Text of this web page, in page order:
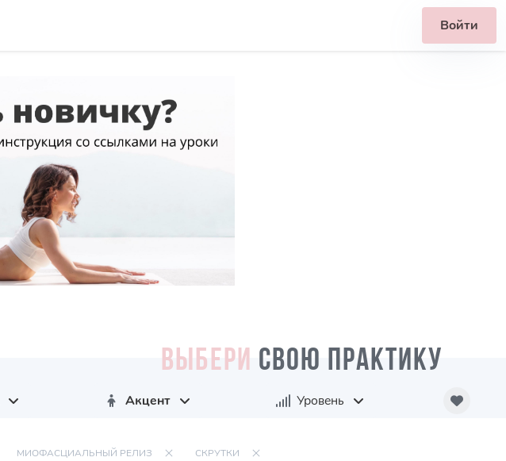
Войти
ВЫБЕРИ СВОЮ ПРАКТИКУ
Акцент Уровень
МИОФАСЦИАЛЬНЫЙ РЕЛИЗ СКРУТКИ